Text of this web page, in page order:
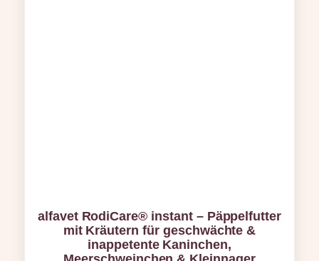
alfavet RodiCare® instant – Päppelfutter
mit Kräutern für geschwächte &
inappetente Kaninchen,